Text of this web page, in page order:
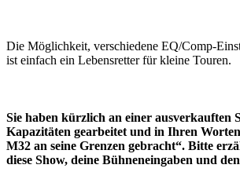
Die Möglichkeit, verschiedene EQ/Comp-
ist einfach ein Lebensretter für kleine Touren.
Sie haben kürzlich an einer ausverkauften
Kapazitäten gearbeitet und in Ihren
M32 an seine Grenzen gebracht“. Bitte
diese Show, deine Bühneneingaben und